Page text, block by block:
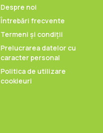
Despre noi
Întrebări frecvente
Termeni și condiții
Prelucrarea datelor cu
caracter personal
Politica de utilizare
cookieuri